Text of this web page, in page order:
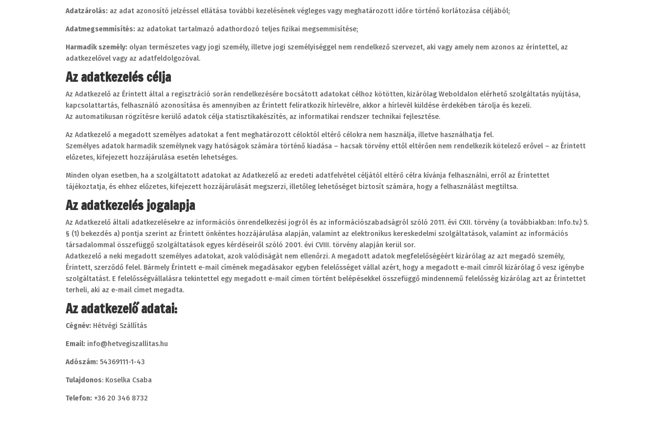
Adatzárolás: az adat azonosító jelzéssel ellátása további kezelésének végleges vagy meghatározott időre történő korlátozása céljából;
Adatmegsemmisítés: az adatokat tartalmazó adathordozó teljes fizikai megsemmisítése;
Harmadik személy: olyan természetes vagy jogi személy, illetve jogi személyiséggel nem rendelkező szervezet, aki vagy amely nem azonos az érintettel, az
adatkezelővel vagy az adatfeldolgozóval.
Az adatkezelés célja
Az Adatkezelő az Érintett által a regisztráció során rendelkezésére bocsátott adatokat célhoz kötötten, kizárólag Weboldalon elérhető szolgáltatás nyújtása,
kapcsolattartás, felhasználó azonosítása és amennyiben az Érintett feliratkozik hírlevélre, akkor a hírlevél küldése érdekében tárolja és kezeli.
Az automatikusan rögzítésre kerülő adatok célja statisztikakészítés, az informatikai rendszer technikai fejlesztése.
Az Adatkezelő a megadott személyes adatokat a fent meghatározott céloktól eltérő célokra nem használja, illetve használhatja fel.
Személyes adatok harmadik személynek vagy hatóságok számára történő kiadása – hacsak törvény ettől eltérően nem rendelkezik kötelező erővel – az Érintett
előzetes, kifejezett hozzájárulása esetén lehetséges.
Minden olyan esetben, ha a szolgáltatott adatokat az Adatkezelő az eredeti adatfelvétel céljától eltérő célra kívánja felhasználni, erről az Érintettet
tájékoztatja, és ehhez előzetes, kifejezett hozzájárulását megszerzi, illetőleg lehetőséget biztosít számára, hogy a felhasználást megtiltsa.
Az adatkezelés jogalapja
Az Adatkezelő általi adatkezelésekre az információs önrendelkezési jogról és az információszabadságról szóló 2011. évi CXII. törvény (a továbbiakban: Info.tv.) 5.
§ (1) bekezdés a) pontja szerint az Érintett önkéntes hozzájárulása alapján, valamint az elektronikus kereskedelmi szolgáltatások, valamint az információs
társadalommal összefüggő szolgáltatások egyes kérdéseiről szóló 2001. évi CVIII. törvény alapján kerül sor.
Adatkezelő a neki megadott személyes adatokat, azok valódiságát nem ellenőrzi. A megadott adatok megfelelőségéért kizárólag az azt megadó személy,
Érintett, szerződő felel. Bármely Érintett e-mail címének megadásakor egyben felelősséget vállal azért, hogy a megadott e-mail címről kizárólag ő vesz igénybe
szolgáltatást. E felelősségvállalásra tekintettel egy megadott e-mail címen történt belépésekkel összefüggő mindennemű felelősség kizárólag azt az Érintettet
terheli, aki az e-mail címet megadta.
Az adatkezelő adatai:
Cégnév: Hétvégi Szállítás
Email: info@hetvegiszallitas.hu
Adószám: 54369111-1-43
Tulajdonos: Koselka Csaba
Telefon: +36 20 346 8732